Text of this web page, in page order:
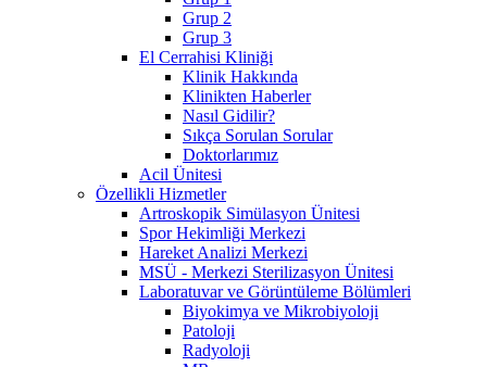
Grup 2
Grup 3
El Cerrahisi Kliniği
Klinik Hakkında
Klinikten Haberler
Nasıl Gidilir?
Sıkça Sorulan Sorular
Doktorlarımız
Acil Ünitesi
Özellikli Hizmetler
Artroskopik Simülasyon Ünitesi
Spor Hekimliği Merkezi
Hareket Analizi Merkezi
MSÜ - Merkezi Sterilizasyon Ünitesi
Laboratuvar ve Görüntüleme Bölümleri
Biyokimya ve Mikrobiyoloji
Patoloji
Radyoloji